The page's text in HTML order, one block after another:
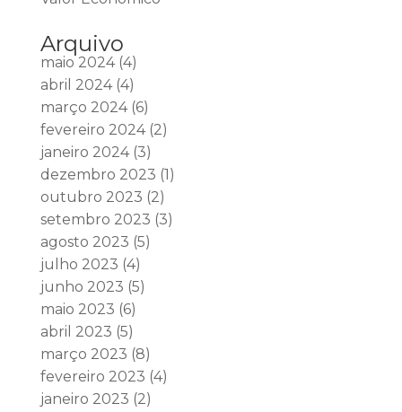
Arquivo
maio 2024(4)
abril 2024(4)
março 2024(6)
fevereiro 2024(2)
janeiro 2024(3)
dezembro 2023 (1)
outubro 2023 (2)
setembro 2023 (3)
agosto 2023 (5)
julho 2023 (4)
junho 2023 (5)
maio 2023 (6)
abril 2023 (5)
março 2023 (8)
fevereiro 2023 (4)
janeiro 2023 (2)